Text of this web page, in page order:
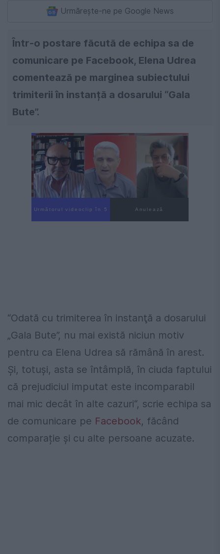
Urmărește-ne pe Google News
Într-o postare făcută de echipa sa de
comunicare pe Facebook, Elena Udrea
comentează pe marginea subiectului
trimiterii în instanță a dosarului “Gala
Bute”.
Următorul videoclip în 4 Anulează
“Odată cu trimiterea în instanţă a dosarului
„Gala Bute”, nu mai există niciun motiv
pentru ca Elena Udrea să rămână în arest.
Şi, totuşi, asta se întâmplă, în ciuda faptului
că prejudiciul imputat este incomparabil
mai mic decât în alte cazuri“, scrie echipa sa
de comunicare pe Facebook, făcând
comparație și cu alte persoane acuzate.